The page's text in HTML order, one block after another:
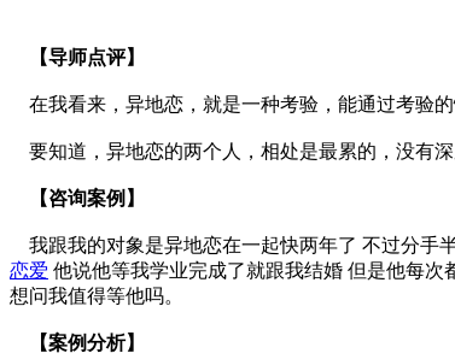
【导师点评】
在我看来，异地恋，就是一种考验，能通过考验
要知道，异地恋的两个人，相处是最累的，没有
【咨询案例】
我跟我的对象是异地恋在一起快两年了 不过分手
恋爱 他说他等我学业完成了就跟我结婚 但是他每次
想问我值得等他吗。
【案例分析】